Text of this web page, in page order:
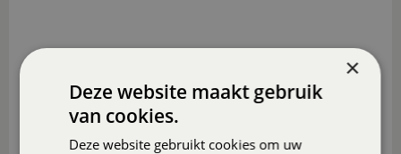
×
Deze website maakt gebruik
van cookies.
Deze website gebruikt cookies om uw